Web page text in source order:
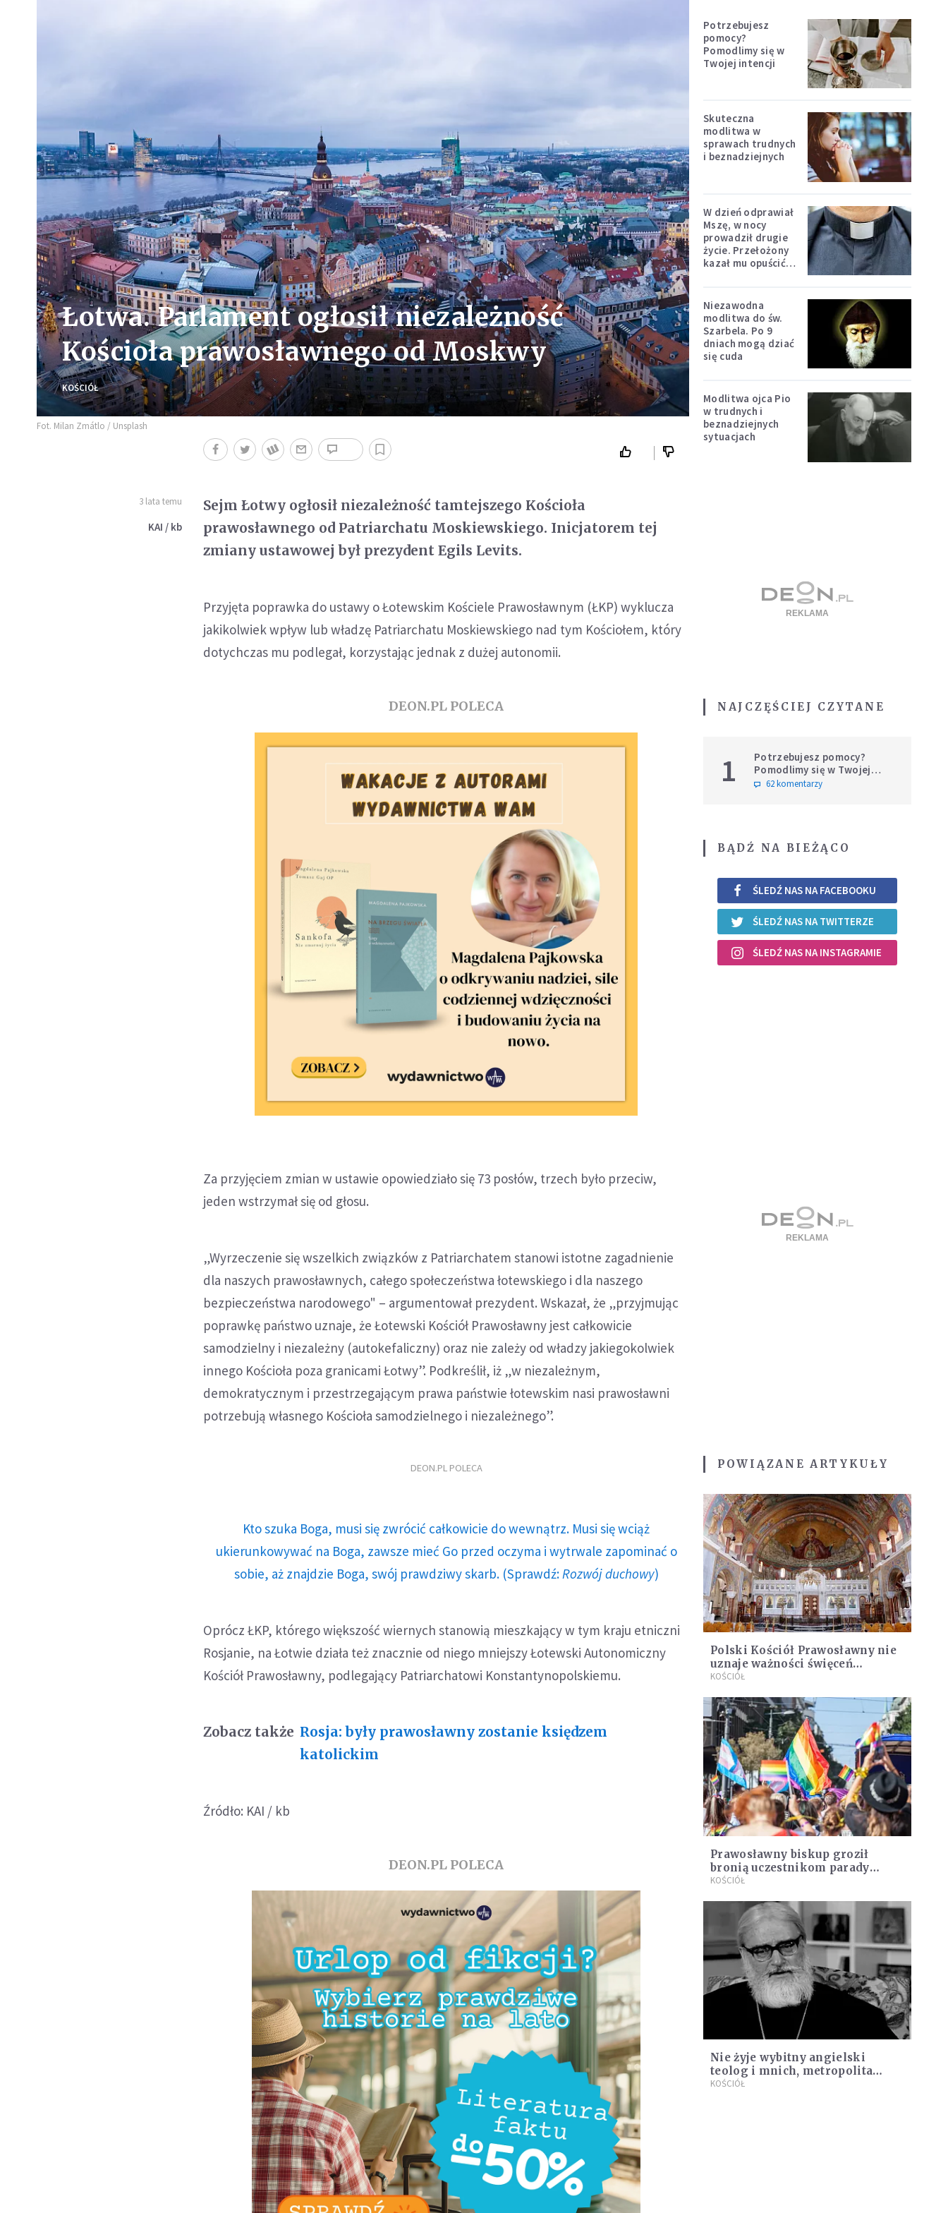
Łotwa. Parlament ogłosił niezależność
Kościoła prawosławnego od Moskwy
KOŚCIÓŁ
Fot. Milan Zmátlo / Unsplash
3 lata temu
KAI / kb
Sejm Łotwy ogłosił niezależność tamtejszego Kościoła
prawosławnego od Patriarchatu Moskiewskiego. Inicjatorem tej
zmiany ustawowej był prezydent Egils Levits.
Przyjęta poprawka do ustawy o Łotewskim Kościele Prawosławnym (ŁKP) wyklucza
jakikolwiek wpływ lub władzę Patriarchatu Moskiewskiego nad tym Kościołem, który
dotychczas mu podlegał, korzystając jednak z dużej autonomii.
DEON.PL POLECA
Za przyjęciem zmian w ustawie opowiedziało się 73 posłów, trzech było przeciw,
jeden wstrzymał się od głosu.
„Wyrzeczenie się wszelkich związków z Patriarchatem stanowi istotne zagadnienie
dla naszych prawosławnych, całego społeczeństwa łotewskiego i dla naszego
bezpieczeństwa narodowego" – argumentował prezydent. Wskazał, że „przyjmując
poprawkę państwo uznaje, że Łotewski Kościół Prawosławny jest całkowicie
samodzielny i niezależny (autokefaliczny) oraz nie zależy od władzy jakiegokolwiek
innego Kościoła poza granicami Łotwy”. Podkreślił, iż „w niezależnym,
demokratycznym i przestrzegającym prawa państwie łotewskim nasi prawosławni
potrzebują własnego Kościoła samodzielnego i niezależnego”.
DEON.PL POLECA
Kto szuka Boga, musi się zwrócić całkowicie do wewnątrz. Musi się wciąż
ukierunkowywać na Boga, zawsze mieć Go przed oczyma i wytrwale zapominać o
sobie, aż znajdzie Boga, swój prawdziwy skarb. (Sprawdź: Rozwój duchowy)
Oprócz ŁKP, którego większość wiernych stanowią mieszkający w tym kraju etniczni
Rosjanie, na Łotwie działa też znacznie od niego mniejszy Łotewski Autonomiczny
Kościół Prawosławny, podlegający Patriarchatowi Konstantynopolskiemu.
Zobacz także Rosja: były prawosławny zostanie księdzem
katolickim
Źródło: KAI / kb
DEON.PL POLECA
Potrzebujesz
pomocy?
Pomodlimy się w
Twojej intencji
Skuteczna
modlitwa w
sprawach trudnych
i beznadziejnych
W dzień odprawiał
Mszę, w nocy
prowadził drugie
życie. Przełożony
kazał mu opuścić
Niezawodna
modlitwa do św.
Szarbela. Po 9
dniach mogą dziać
się cuda
Modlitwa ojca Pio
w trudnych i
beznadziejnych
sytuacjach
NAJCZĘŚCIEJ CZYTANE
1
Potrzebujesz pomocy?
Pomodlimy się w Twojej
intencji
62 komentarzy
BĄDŹ NA BIEŻĄCO
ŚLEDŹ NAS NA FACEBOOKU
ŚLEDŹ NAS NA TWITTERZE
ŚLEDŹ NAS NA INSTAGRAMIE
POWIĄZANE ARTYKUŁY
Polski Kościół Prawosławny nie
uznaje ważności święceń
zwierzchnika Prawosławnego
KOŚCIÓŁ
Prawosławny biskup groził
bronią uczestnikom parady
LGBT. Sprawę bada prokuratura
KOŚCIÓŁ
Nie żyje wybitny angielski
teolog i mnich, metropolita
Kalikst
KOŚCIÓŁ